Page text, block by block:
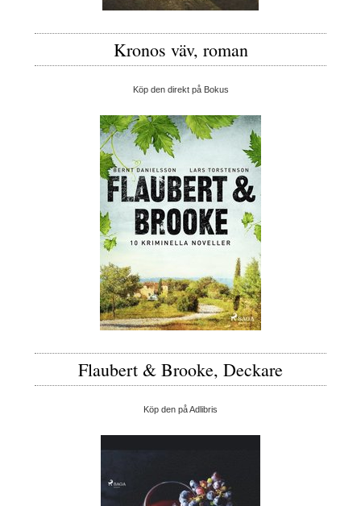
Kronos väv, roman
Köp den direkt på Bokus
Flaubert & Brooke, Deckare
Köp den på Adlibris